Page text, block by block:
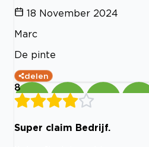
18 November 2024
Marc
De pinte
delen
8
Super claim Bedrijf.